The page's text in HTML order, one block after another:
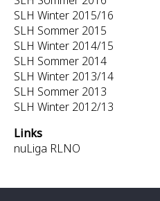
SLH Winter 2015/16
SLH Sommer 2015
SLH Winter 2014/15
SLH Sommer 2014
SLH Winter 2013/14
SLH Sommer 2013
SLH Winter 2012/13
Links
nuLiga RLNO